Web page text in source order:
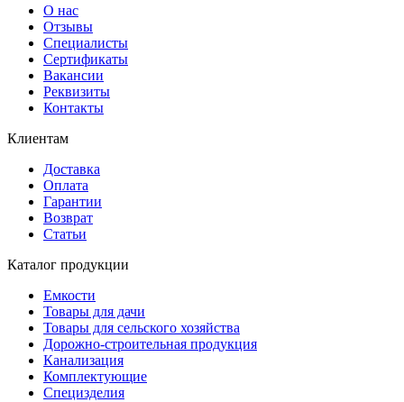
О нас
Отзывы
Специалисты
Сертификаты
Вакансии
Реквизиты
Контакты
Клиентам
Доставка
Оплата
Гарантии
Возврат
Статьи
Каталог продукции
Емкости
Товары для дачи
Товары для сельского хозяйства
Дорожно-строительная продукция
Канализация
Комплектующие
Специзделия